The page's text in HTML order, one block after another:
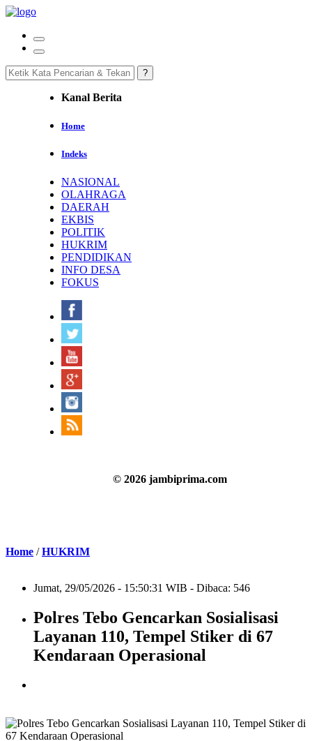
Kanal Berita
Home
Indeks
NASIONAL
OLAHRAGA
DAERAH
EKBIS
POLITIK
HUKRIM
PENDIDIKAN
INFO DESA
FOKUS
© 2026 jambiprima.com
Home /HUKRIM
Jumat, 29/05/2026 - 15:50:31 WIB - Dibaca: 546
Polres Tebo Gencarkan Sosialisasi
Layanan 110, Tempel Stiker di 67
Kendaraan Operasional